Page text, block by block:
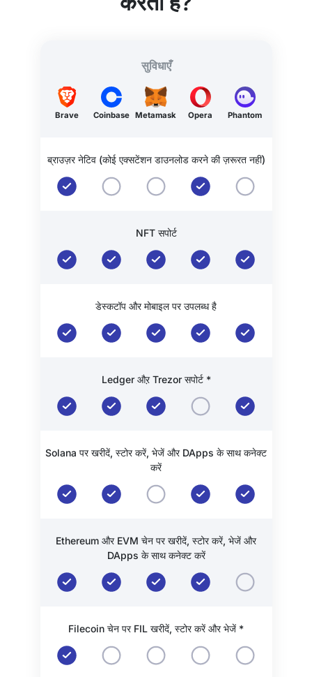
सुविधाएँ
Brave Coinbase Metamask Opera Phantom
ब्राउज़र नेटिव (कोई एक्सटेंशन डाउनलोड करने की ज़रूरत नहीं)
NFT सपोर्ट
डेस्कटॉप और मोबाइल पर उपलब्ध है
Ledger औऱ Trezor सपोर्ट *
Solana पर खरीदें, स्टोर करें, भेजें और DApps के साथ कनेक्ट
करें
Ethereum और EVM चेन पर खरीदें, स्टोर करें, भेजें और
DApps के साथ कनेक्ट करें
Filecoin चेन पर FIL खरीदें, स्टोर करें और भेजें *